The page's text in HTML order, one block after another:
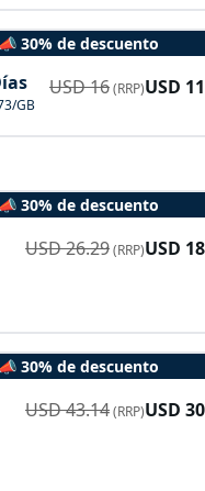
📣 30% de descuento
GB
USD16(RRP)USD
📣 30% de descuento
USD26.29(RRP)USD
📣 30% de descuento
USD43.14(RRP)USD